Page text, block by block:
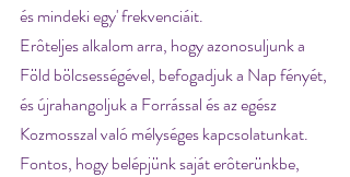
és mindeki egy' frekvenciáit.
Erôteljes alkalom arra, hogy azonosuljunk a
Föld bölcsességével, befogadjuk a Nap fényét,
és újrahangoljuk a Forrással és az egész
Kozmosszal való mélységes kapcsolatunkat.
Fontos, hogy belépjünk saját erôterünkbe,